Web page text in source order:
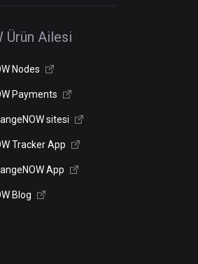
Ürün Ailesi
Nodes
Payments
sitesi
Tracker App
App
Blog